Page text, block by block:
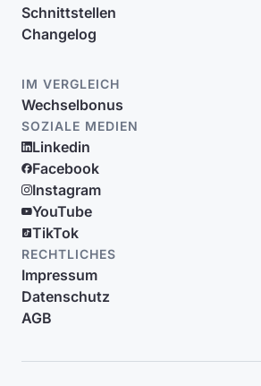
Schnittstellen
Changelog
IM VERGLEICH
Wechselbonus
SOZIALE MEDIEN
Linkedin
Facebook
Instagram
YouTube
TikTok
RECHTLICHES
Impressum
Datenschutz
AGB